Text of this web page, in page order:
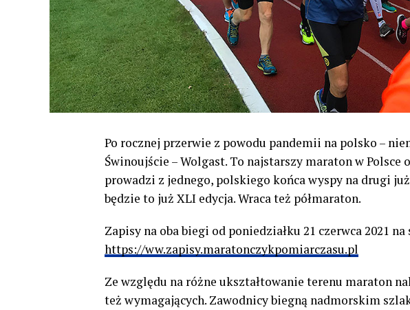
Po rocznej przerwie z powodu pandemii na polsko –
Świnoujście – Wolgast. To najstarszy maraton w Polsce
prowadzi z jednego, polskiego końca wyspy na drugi
będzie to już XLI edycja. Wraca też półmaraton.
Zapisy na oba biegi od poniedziałku 21 czerwca 2021
https://ww.zapisy.maratonczykpomiarczasu.pl
Ze względu na różne ukształtowanie terenu maraton
też wymagających. Zawodnicy biegną nadmorskim